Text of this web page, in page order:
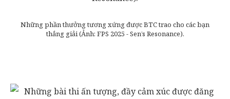
Những phần thưởng tương xứng được BTC trao cho các bạn
thắng giải (Ảnh: FPS 2025 - Sen’s Resonance).